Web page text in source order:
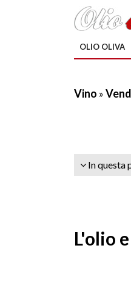
OLIO OLIVA
Vino »
In questa
L'olio